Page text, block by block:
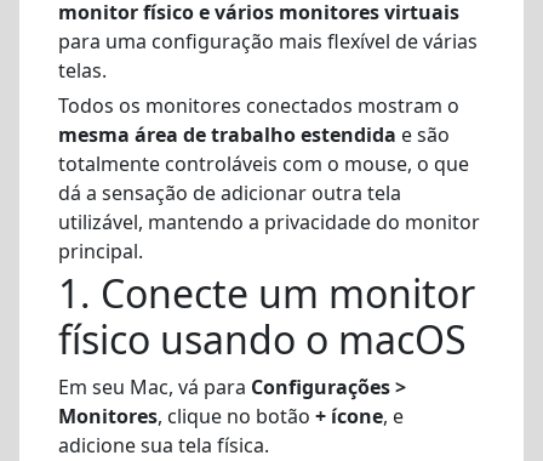
monitor físico e vários monitores virtuais
para uma configuração mais flexível de várias
telas.
Todos os monitores conectados mostram o
mesma área de trabalho estendida e são
totalmente controláveis com o mouse, o que
dá a sensação de adicionar outra tela
utilizável, mantendo a privacidade do monitor
principal.
1. Conecte um monitor
físico usando o macOS
Em seu Mac, vá para Configurações >
Monitores, clique no botão + ícone, e
adicione sua tela física.